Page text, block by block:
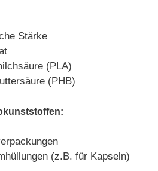
Stärke
(PLA)
(PHB)
(z.B. für Kapseln)